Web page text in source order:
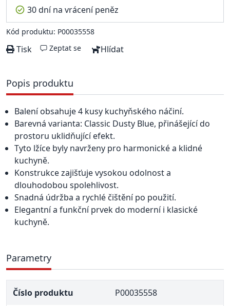
30 dní na vrácení peněz
Kód produktu: P00035558
Tisk Zeptat se Hlídat
Popis produktu
Balení obsahuje 4 kusy kuchyňského náčiní.
Barevná varianta: Classic Dusty Blue, přinášející do
prostoru uklidňující efekt.
Tyto lžíce byly navrženy pro harmonické a klidné
kuchyně.
Konstrukce zajišťuje vysokou odolnost a
dlouhodobou spolehlivost.
Snadná údržba a rychlé čištění po použití.
Elegantní a funkční prvek do moderní i klasické
kuchyně.
Parametry
Číslo produktu P00035558